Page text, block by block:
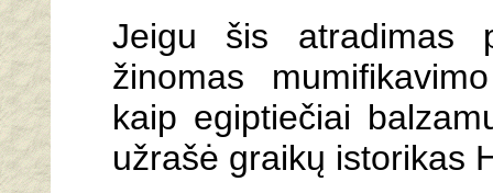
Jeigu šis atradimas
žinomas
kaip egiptiečiai
užrašė graikų istorikas